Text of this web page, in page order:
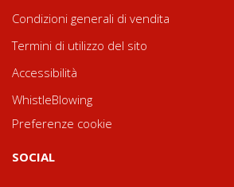
Condizioni generali di vendita
Termini di utilizzo del sito
Accessibilità
WhistleBlowing
Preferenze cookie
SOCIAL